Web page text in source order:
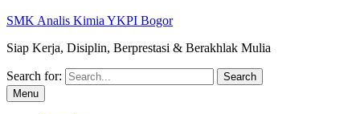
SMK Analis Kimia YKPI Bogor
Siap Kerja, Disiplin, Berprestasi & Berakhlak Mulia
Search for:
Menu